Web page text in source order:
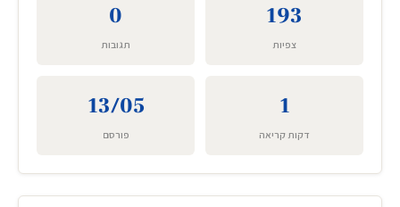
193
צפיות
0
תגובות
1
דקות קריאה
13/05
פורסם